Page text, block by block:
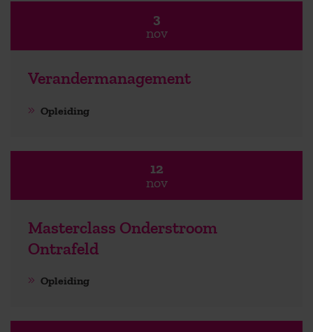
3
nov
Verandermanagement
Opleiding
12
nov
Masterclass Onderstroom
Ontrafeld
Opleiding